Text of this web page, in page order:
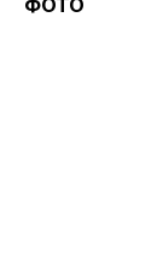
ФОТО